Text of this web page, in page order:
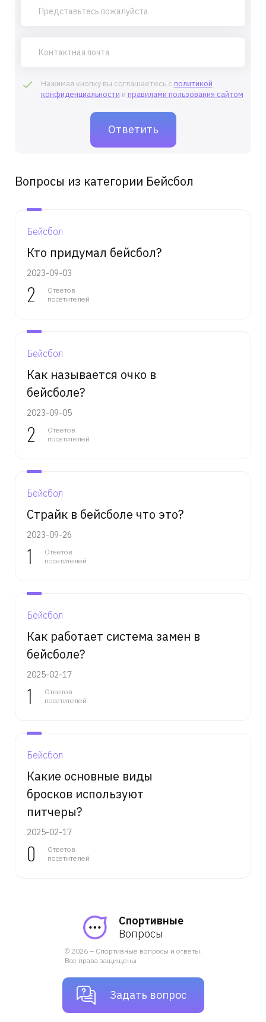
Нажимая кнопку вы соглашаетесь с политикой
конфиденциальности и правилами пользования сайтом
Вопросы из категории Бейсбол
Бейсбол
Кто придумал бейсбол?
2023-09-03
2
Ответов
посетителей
Бейсбол
Как называется очко в
бейсболе?
2023-09-05
2
Ответов
посетителей
Бейсбол
Страйк в бейсболе что это?
2023-09-26
1
Ответов
посетителей
Бейсбол
Как работает система замен в
бейсболе?
2025-02-17
1
Ответов
посетителей
Бейсбол
Какие основные виды
бросков используют
питчеры?
2025-02-17
0
Ответов
посетителей
Спортивные
Вопросы
© 2026 – Спортивные вопросы и ответы.
Все права защищены
Задать вопрос